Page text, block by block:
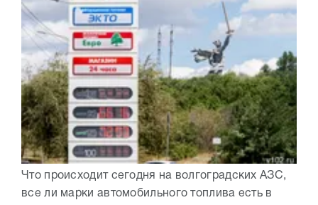
Что происходит сегодня на волгоградских АЗС,
все ли марки автомобильного топлива есть в